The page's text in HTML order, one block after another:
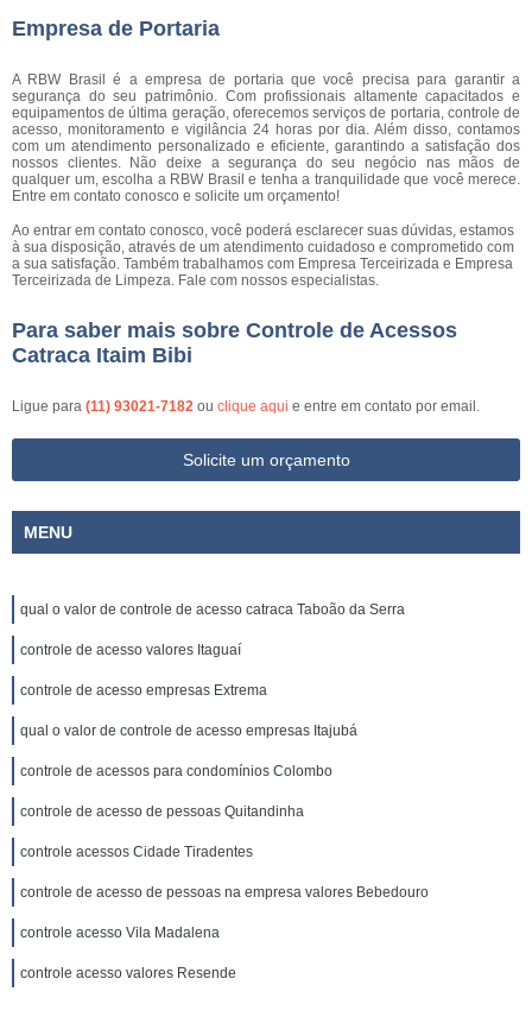
Empresa de Portaria
A RBW Brasil é a empresa de portaria que você precisa para garantir a
segurança do seu patrimônio. Com profissionais altamente capacitados e
equipamentos de última geração, oferecemos serviços de portaria, controle de
acesso, monitoramento e vigilância 24 horas por dia. Além disso, contamos
com um atendimento personalizado e eficiente, garantindo a satisfação dos
nossos clientes. Não deixe a segurança do seu negócio nas mãos de
qualquer um, escolha a RBW Brasil e tenha a tranquilidade que você merece.
Entre em contato conosco e solicite um orçamento!
Ao entrar em contato conosco, você poderá esclarecer suas dúvidas, estamos
à sua disposição, através de um atendimento cuidadoso e comprometido com
a sua satisfação. Também trabalhamos com Empresa Terceirizada e Empresa
Terceirizada de Limpeza. Fale com nossos especialistas.
Para saber mais sobre Controle de Acessos
Catraca Itaim Bibi
Ligue para (11) 93021-7182 ou clique aqui e entre em contato por email.
Solicite um orçamento
MENU
qual o valor de controle de acesso catraca Taboão da Serra
controle de acesso valores Itaguaí
controle de acesso empresas Extrema
qual o valor de controle de acesso empresas Itajubá
controle de acessos para condomínios Colombo
controle de acesso de pessoas Quitandinha
controle acessos Cidade Tiradentes
controle de acesso de pessoas na empresa valores Bebedouro
controle acesso Vila Madalena
controle acesso valores Resende